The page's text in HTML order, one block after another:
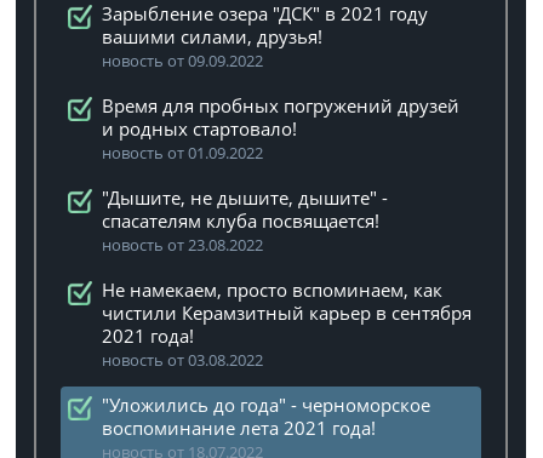
Зарыбление озера "ДСК" в 2021 году
вашими силами, друзья!
новость от 09.09.2022
Время для пробных погружений друзей
и родных стартовало!
новость от 01.09.2022
"Дышите, не дышите, дышите" -
спасателям клуба посвящается!
новость от 23.08.2022
Не намекаем, просто вспоминаем, как
чистили Керамзитный карьер в сентября
2021 года!
новость от 03.08.2022
"Уложились до года" - черноморское
воспоминание лета 2021 года!
новость от 18.07.2022